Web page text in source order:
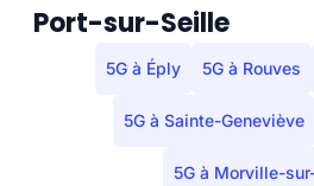
Port-sur-Seille
5G à Éply 5G à Rouves
5G à Sainte-Geneviève
5G à Morville-